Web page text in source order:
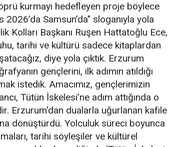
kurmayı hedefleyen proje böylece
Samsun’da" sloganıyla yola
Kolları Başkanı Ruşen Hattatoğlu Ece,
tarihi ve kültürü sadece kitaplardan
diye yola çıktık. Erzurum
gençlerini, ilk adımın atıldığı
istedik. Amacımız, gençlerimizin
Tütün İskelesi’ne adım attığında o
Erzurum'dan dualarla uğurlanan kafile
dönüştürdü. Yolculuk süreci boyunca
tarihi söyleşiler ve kültürel